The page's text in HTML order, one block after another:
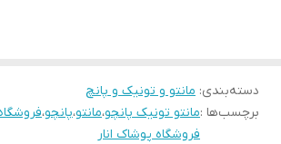
سایز فری دسته‌بندی: مانتو و تونیک و پانچ
برچسب‌ها :مانتو تونیک پانچو،مانتو،پانچو،
فروشگاه پوشاک انار